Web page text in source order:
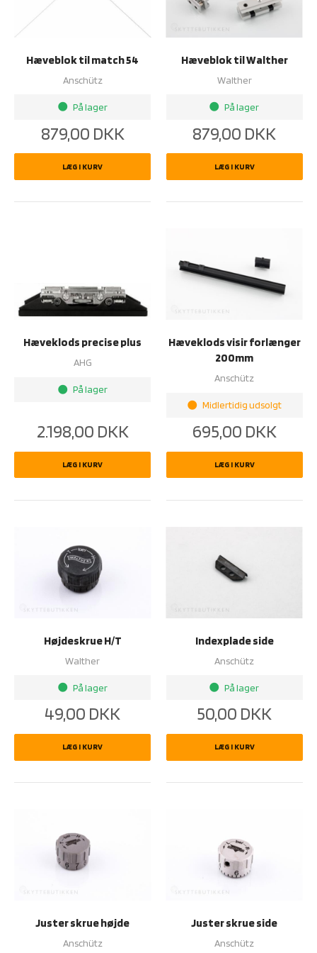
Hæveblok til match 54
Anschütz
brightness_1 På lager
879,00 DKK
LÆG I KURV
Hæveblok til Walther
Walther
brightness_1 På lager
879,00 DKK
LÆG I KURV
Hæveklods precise plus
AHG
brightness_1 På lager
2.198,00 DKK
LÆG I KURV
Hæveklods visir forlænger
200mm
Anschütz
brightness_1 Midlertidig udsolgt
695,00 DKK
LÆG I KURV
Højdeskrue H/T
Walther
brightness_1 På lager
49,00 DKK
LÆG I KURV
Indexplade side
Anschütz
brightness_1 På lager
50,00 DKK
LÆG I KURV
Juster skrue højde
Anschütz
Juster skrue side
Anschütz